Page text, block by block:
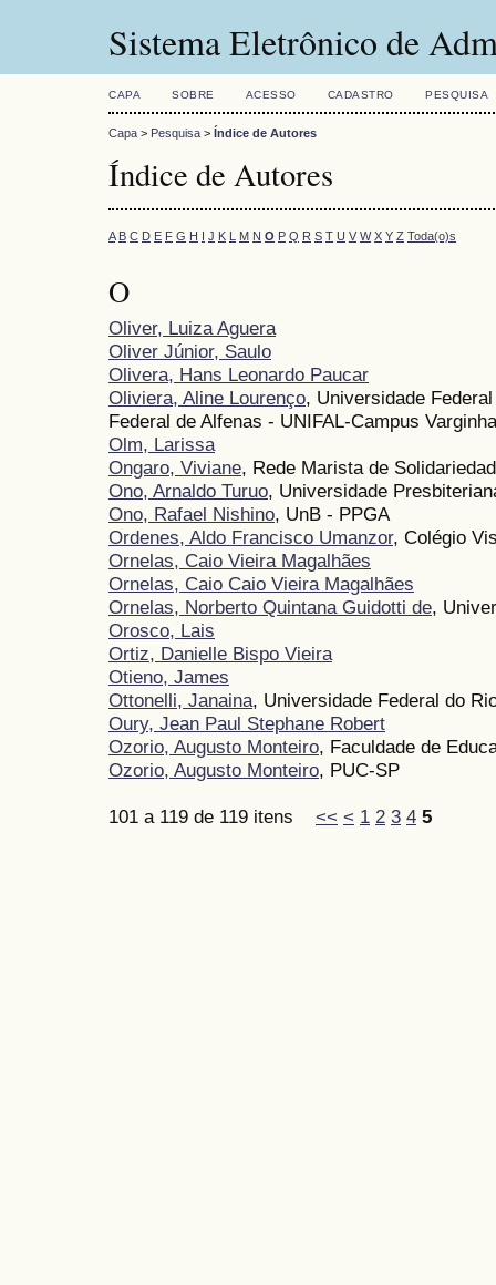
Sistema Eletrônico de
CAPA SOBRE ACESSO CADASTRO PESQUISA
Capa > Pesquisa > Índice de Autores
Índice de Autores
A B C D E F G H I J K L M N O P Q R S T U V W X Y Z Toda(o)s
O
Oliver, Luiza Aguera
Oliver Júnior, Saulo
Olivera, Hans Leonardo Paucar
Oliviera, Aline Lourenço, Universidade
Federal de Alfenas - UNIFAL-Campus Varginha
Olm, Larissa
Ongaro, Viviane, Rede Marista de
Ono, Arnaldo Turuo, Universidade
Ono, Rafael Nishino, UnB - PPGA
Ordenes, Aldo Francisco Umanzor, Colégio
Ornelas, Caio Vieira Magalhães
Ornelas, Caio Caio Vieira Magalhães
Ornelas, Norberto Quintana Guidotti de,
Orosco, Lais
Ortiz, Danielle Bispo Vieira
Otieno, James
Ottonelli, Janaina, Universidade Federal do
Oury, Jean Paul Stephane Robert
Ozorio, Augusto Monteiro, Faculdade de
Ozorio, Augusto Monteiro, PUC-SP
101 a 119 de 119 itens << < 1 2 3 4 5